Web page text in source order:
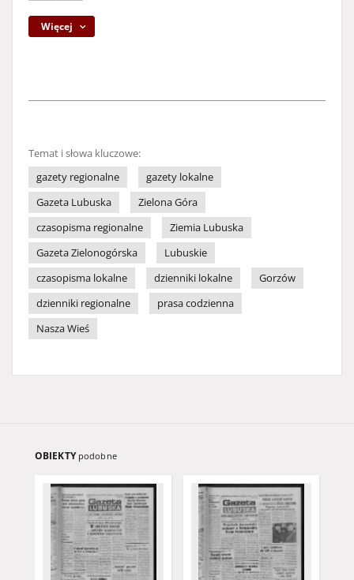
Więcej
Temat i słowa kluczowe:
gazety regionalne
gazety lokalne
Gazeta Lubuska
Zielona Góra
czasopisma regionalne
Ziemia Lubuska
Gazeta Zielonogórska
Lubuskie
czasopisma lokalne
dzienniki lokalne
Gorzów
dzienniki regionalne
prasa codzienna
Nasza Wieś
OBIEKTY podobne